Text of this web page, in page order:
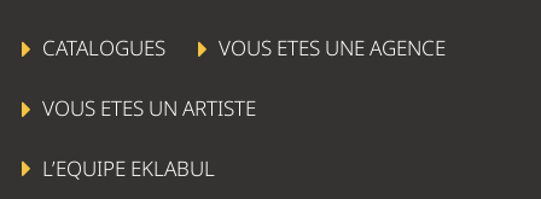
CATALOGUES VOUS ETES UNE AGENCE
VOUS ETES UN ARTISTE
L’EQUIPE EKLABUL